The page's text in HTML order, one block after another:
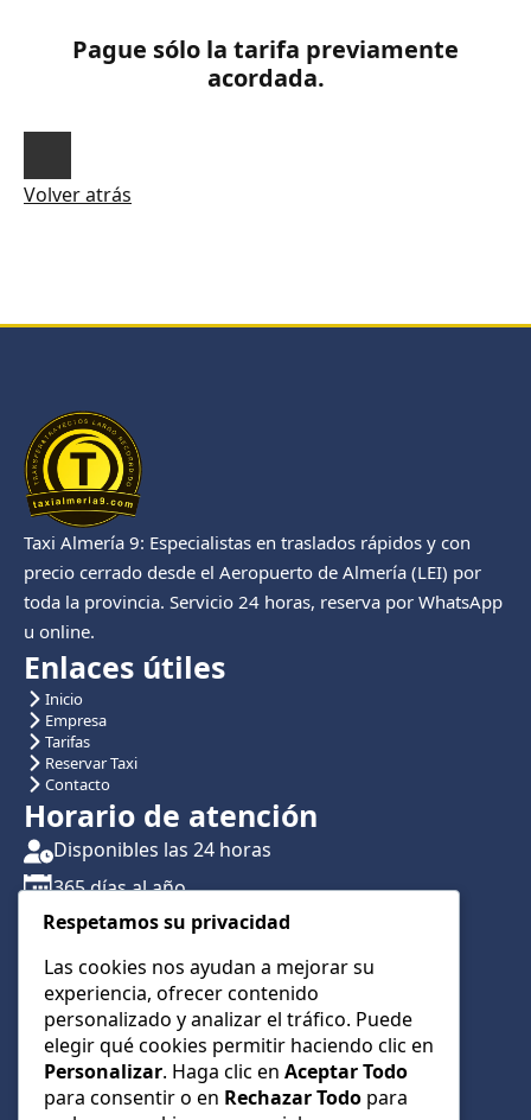
Pague sólo la tarifa previamente
acordada.
Volver atrás
Taxi Almería 9: Especialistas en traslados rápidos y con
precio cerrado desde el Aeropuerto de Almería (LEI) por
toda la provincia. Servicio 24 horas, reserva por WhatsApp
u online.
Enlaces útiles
Inicio
Empresa
Tarifas
Reservar Taxi
Contacto
Horario de atención
Disponibles las 24 horas
365 días al año
Traslados con reserva previa
Atención por teléfono y WhatsApp 24/7
CONTÁCTANOS
+34 622 01 23 74
+34 622 01 23 74
Respetamos su privacidad
Las cookies nos ayudan a mejorar su
experiencia, ofrecer contenido
personalizado y analizar el tráfico. Puede
elegir qué cookies permitir haciendo clic en
Personalizar. Haga clic en Aceptar Todo
para consentir o en Rechazar Todo para